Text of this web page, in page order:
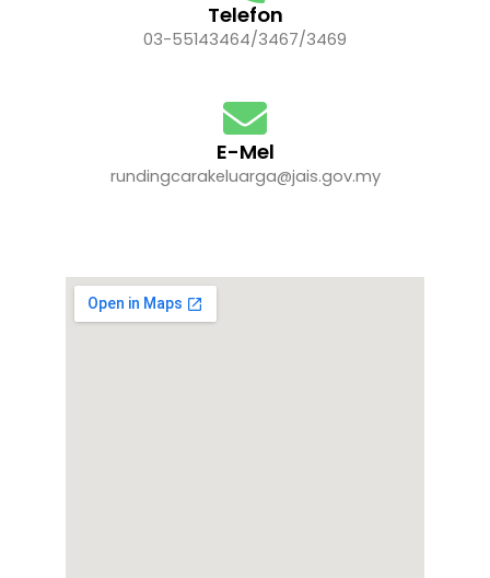
Telefon
03-55143464/3467/3469
E-Mel
rundingcarakeluarga@jais.gov.my